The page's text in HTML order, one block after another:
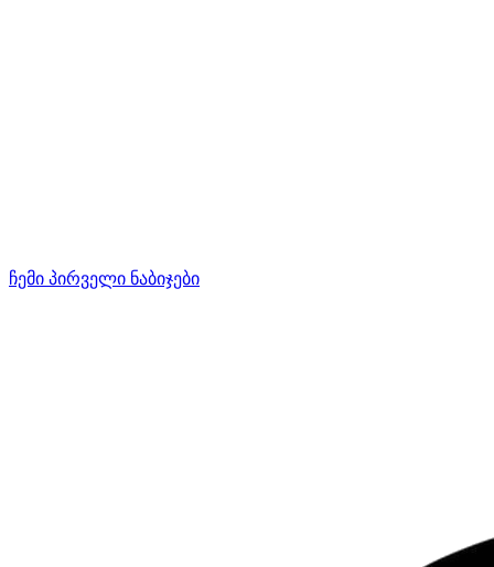
ჩემი პირველი ნაბიჯები